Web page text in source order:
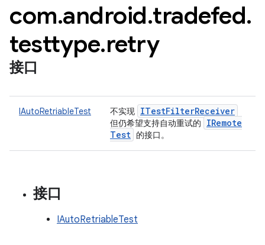
com.android.tradefed.
testtype.retry
接口
IAutoRetriableTest 不实现 ITestFilterReceiver
但仍希望支持自动重试的
IRemote
Test 的接口。
接口
IAutoRetriableTest